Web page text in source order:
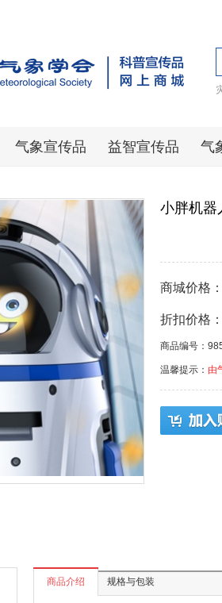
气象宣传品 益智宣传品 气
小胖机器
商城价格
折扣价格
商品编号：
温馨提示： 由
商品介绍 规格与包装